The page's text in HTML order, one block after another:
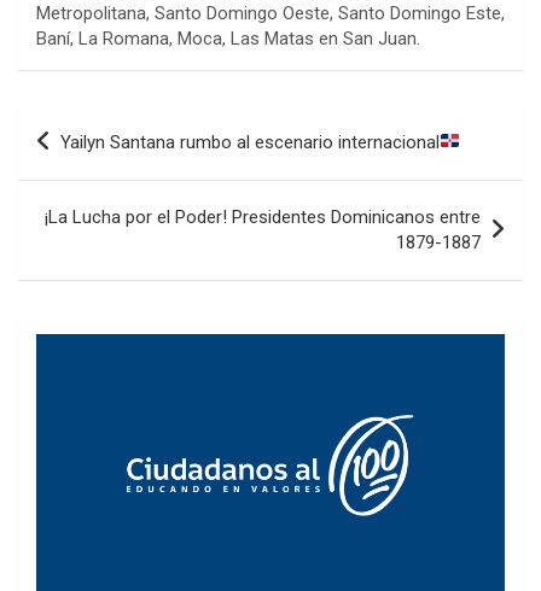
Metropolitana, Santo Domingo Oeste, Santo Domingo Este,
Baní, La Romana, Moca, Las Matas en San Juan.
Navegación
de
Yailyn Santana rumbo al escenario internacional
¡La Lucha por el Poder! Presidentes Dominicanos entre
1879-1887